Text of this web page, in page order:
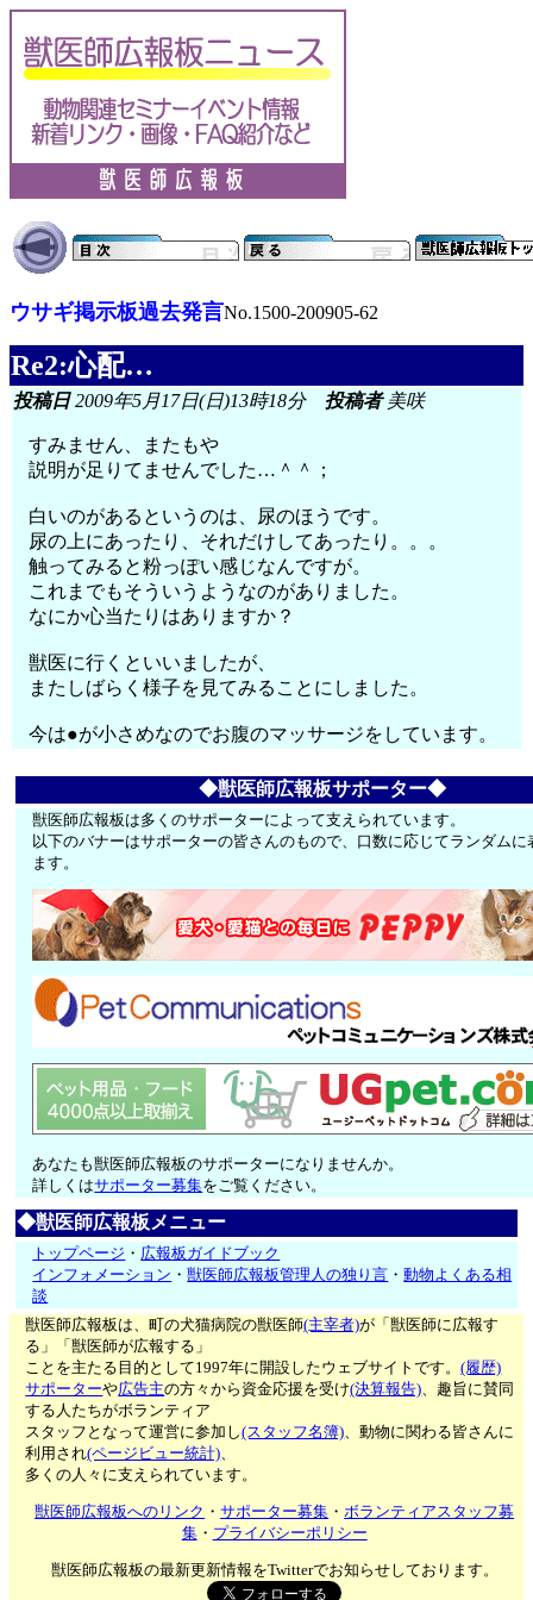
ウサギ掲示板過去発言No.1500-200905-62
Re2:心配…
投稿日2009年5月17日(日)13時18分 投稿者美咲
すみません、またもや
説明が足りてませんでした…＾＾；
白いのがあるというのは、尿のほうです。
尿の上にあったり、それだけしてあったり。。。
触ってみると粉っぽい感じなんですが。
これまでもそういうようなのがありました。
なにか心当たりはありますか？
獣医に行くといいましたが、
またしばらく様子を見てみることにしました。
今は●が小さめなのでお腹のマッサージをしています。
◆獣医師広報板サポーター◆
獣医師広報板は多くのサポーターによって支えられています。
以下のバナーはサポーターの皆さんのもので、口数に応じてランダムに
ます。
あなたも獣医師広報板のサポーターになりませんか。
詳しくはサポーター募集をご覧ください。
◆獣医師広報板メニュー
トップページ ・ 広報板ガイドブック
インフォメーション ・獣医師広報板管理人の独り言 ・動物よくある相
談
獣医師広報板は、町の犬猫病院の獣医師(主宰者)が「獣医師に広報す
る」「獣医師が広報する」
ことを主たる目的として1997年に開設したウェブサイトです。(履歴)
サポーターや広告主の方々から資金応援を受け(決算報告)、趣旨に賛同
する人たちがボランティア
スタッフとなって運営に参加し(スタッフ名簿)、動物に関わる皆さんに
利用され(ページビュー統計)、
多くの人々に支えられています。
獣医師広報板へのリンク ・サポーター募集 ・ボランティアスタッフ募
集・ プライバシーポリシー
獣医師広報板の最新更新情報をTwitterでお知らせしております。